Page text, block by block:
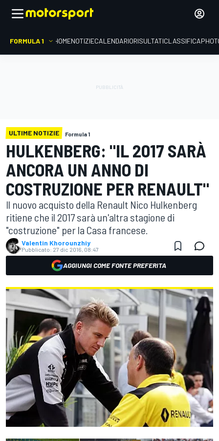
FORMULA 1 HOMENOTIZIECALENDARIORISULTATICLASSIFICA
ULTIME NOTIZIE Formula 1
HULKENBERG: "IL 2017 SARÀ
ANCORA UN ANNO DI
COSTRUZIONE PER RENAULT"
Il nuovo acquisto della Renault Nico Hulkenberg
ritiene che il 2017 sarà un'altra stagione di
"costruzione" per la Casa francese.
Valentin Khorounzhiy
Pubblicato: 27 dic 2016, 08:47
AGGIUNGI COME FONTE PREFERITA